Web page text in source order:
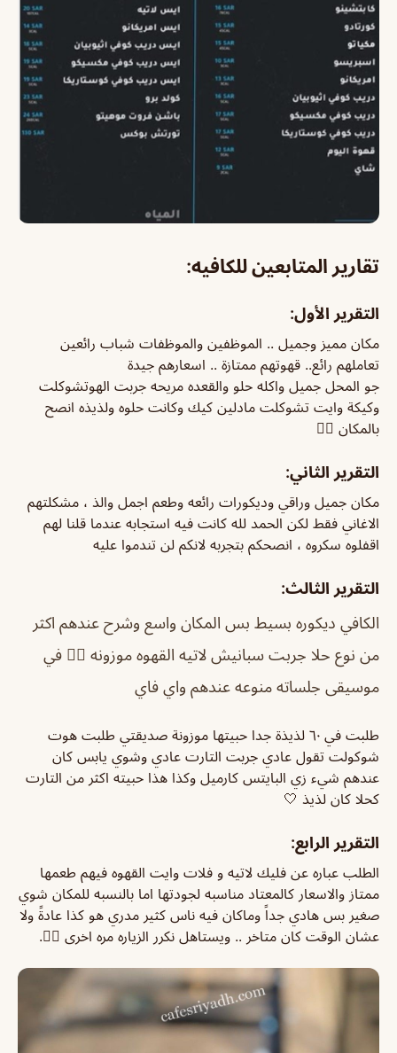
تقارير المتابعين للكافيه:
التقرير الأول:
مكان مميز وجميل .. الموظفين والموظفات شباب رائعين
تعاملهم رائع.. قهوتهم ممتازة .. اسعارهم جيدة
جو المحل جميل واكله حلو والقعده مريحه جربت الهوتشوكلت
وكيكة وايت تشوكلت مادلين كيك وكانت حلوه ولذيذه انصح
بالمكان 👍🏻
التقرير الثاني:
مكان جميل وراقي وديكورات رائعه وطعم اجمل والذ ، مشكلتهم
الاغاني فقط لكن الحمد لله كانت فيه استجابه عندما قلنا لهم
اقفلوه سكروه ، انصحكم بتجربه لانكم لن تندموا عليه
التقرير الثالث:
الكافي ديكوره بسيط بس المكان واسع وشرح عندهم اكثر
من نوع حلا جربت سبانيش لاتيه القهوه موزونه 👌🏼 في
موسيقى جلساته منوعه عندهم واي فاي
طلبت في ٦٠ لذيذة جدا حبيتها موزونة صديقتي طلبت هوت
شوكولت تقول عادي جربت التارت عادي وشوي يابس كان
عندهم شيء زي البايتس كارميل وكذا هذا حبيته اكثر من التارت
كحلا كان لذيذ 🤍
التقرير الرابع:
الطلب عباره عن فليك لاتيه و فلات وايت القهوه فيهم طعمها
ممتاز والاسعار كالمعتاد مناسبه لجودتها اما بالنسبه للمكان شوي
صغير بس هادي جداً وماكان فيه ناس كثير مدري هو كذا عادةً ولا
عشان الوقت كان متاخر .. ويستاهل نكرر الزياره مره اخرى 👍🏽.